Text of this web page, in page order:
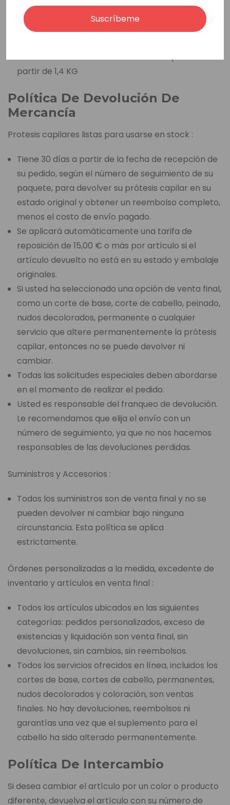
A través de FedEx Express (3-6 días laborables)
Tarifa de envío adicional basada en el peso a
partir de 1,4 KG
Política De Devolución De
Mercancía
Protesis capilares listas para usarse en stock :
Tiene 30 días a partir de la fecha de recepción de
su pedido, según el número de seguimiento de su
paquete, para devolver su prótesis capilar en su
estado original y obtener un reembolso completo,
menos el costo de envío pagado.
Se aplicará automáticamente una tarifa de
reposición de 15,00 € o más por artículo si el
artículo devuelto no está en su estado y embalaje
originales.
Si usted ha seleccionado una opción de venta final,
como un corte de base, corte de cabello, peinado,
nudos decolorados, permanente o cualquier
servicio que altere permanentemente la prótesis
capilar, entonces no se puede devolver ni
cambiar.
Todas las solicitudes especiales deben abordarse
en el momento de realizar el pedido.
Usted es responsable del franqueo de devolución.
Le recomendamos que elija el envío con un
número de seguimiento, ya que no nos hacemos
responsables de las devoluciones perdidas.
Suministros y Accesorios :
Todos los suministros son de venta final y no se
pueden devolver ni cambiar bajo ninguna
circunstancia. Esta política se aplica
estrictamente.
Órdenes personalizadas a la medida, excedente de
inventario y artículos en venta final :
Todos los artículos ubicados en las siguientes
categorías: pedidos personalizados, exceso de
existencias y liquidación son venta final, sin
devoluciones, sin cambios, sin reembolsos.
Todos los servicios ofrecidos en línea, incluidos los
cortes de base, cortes de cabello, permanentes,
nudos decolorados y coloración, son ventas
finales. No hay devoluciones, reembolsos ni
garantías una vez que el suplemento para el
cabello ha sido alterado permanentemente.
Política De Intercambio
Si desea cambiar el artículo por un color o producto
diferente, devuelva el artículo con su número de
Suscríbeme